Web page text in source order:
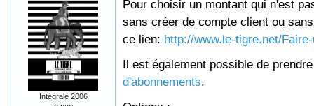
Pour choisir un montant qui n'est
sans créer de compte client ou
ce lien: http://www.le-tigre.net/
Il est également possible de
d'abonnements.
Intégrale 2006